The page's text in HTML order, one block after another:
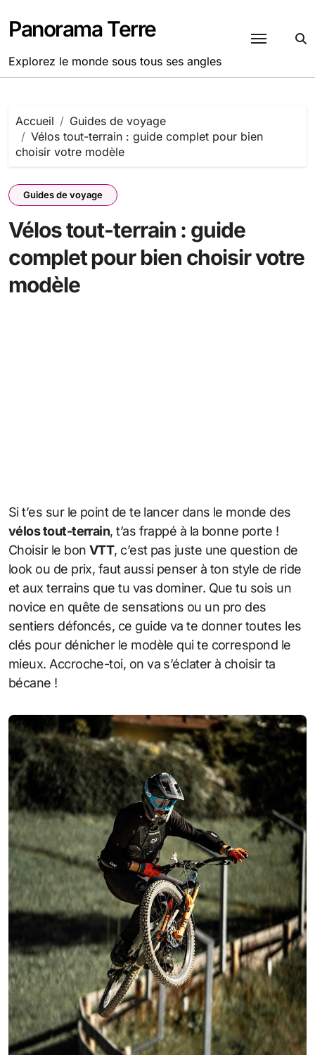
au
contenu
Panorama Terre
Explorez le monde sous tous ses angles
Accueil
Guides de voyage
Vélos tout-terrain : guide complet pour bien
choisir votre modèle
Guides de voyage
Vélos tout-terrain : guide
complet pour bien choisir votre
modèle
Si t’es sur le point de te lancer dans le monde des
vélos tout-terrain, t’as frappé à la bonne porte !
Choisir le bon VTT, c’est pas juste une question de
look ou de prix, faut aussi penser à ton style de ride
et aux terrains que tu vas dominer. Que tu sois un
novice en quête de sensations ou un pro des
sentiers défoncés, ce guide va te donner toutes les
clés pour dénicher le modèle qui te correspond le
mieux. Accroche-toi, on va s’éclater à choisir ta
bécane !